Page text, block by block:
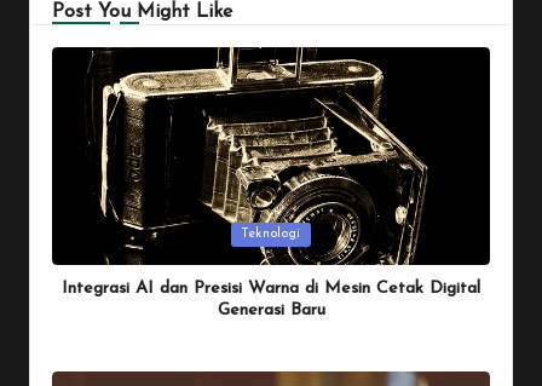
Post You Might Like
Teknologi
Integrasi AI dan Presisi Warna di Mesin Cetak Digital
Generasi Baru